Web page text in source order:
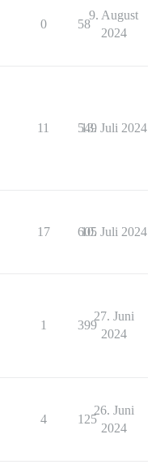
0 58
9. August
2024
11 549
13. Juli 2024
17 605
10. Juli 2024
1 399
27. Juni
2024
4 125
26. Juni
2024